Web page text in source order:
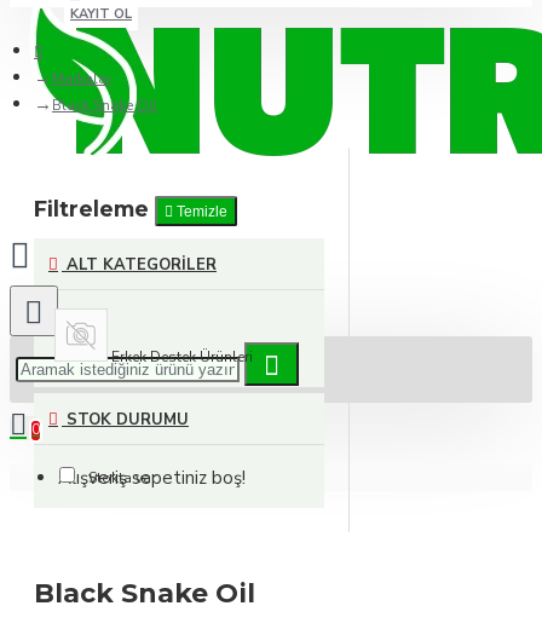
KAYIT OL
0
Alışveriş sepetiniz boş!
Markalar
Black Snake Oil
Filtreleme Temizle
ALT KATEGORILER
Erkek Destek Ürünleri
STOK DURUMU
Stokta var
Black Snake Oil